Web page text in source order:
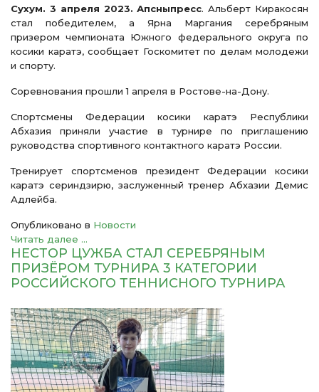
Сухум. 3 апреля 2023. Апсныпресс. Альберт Киракосян
стал победителем, а Ярна Маргания серебряным
призером чемпионата Южного федерального округа по
косики каратэ, сообщает Госкомитет по делам молодежи
и спорту.
Соревнования прошли 1 апреля в Ростове-на-Дону.
Спортсмены Федерации косики каратэ Республики
Абхазия приняли участие в турнире по приглашению
руководства спортивного контактного каратэ России.
Тренирует спортсменов президент Федерации косики
каратэ сериндзирю, заслуженный тренер Абхазии Демис
Адлейба.
Опубликовано в Новости
Читать далее ...
НЕСТОР ЦУЖБА СТАЛ СЕРЕБРЯНЫМ
ПРИЗЁРОМ ТУРНИРА 3 КАТЕГОРИИ
РОССИЙСКОГО ТЕННИСНОГО ТУРНИРА